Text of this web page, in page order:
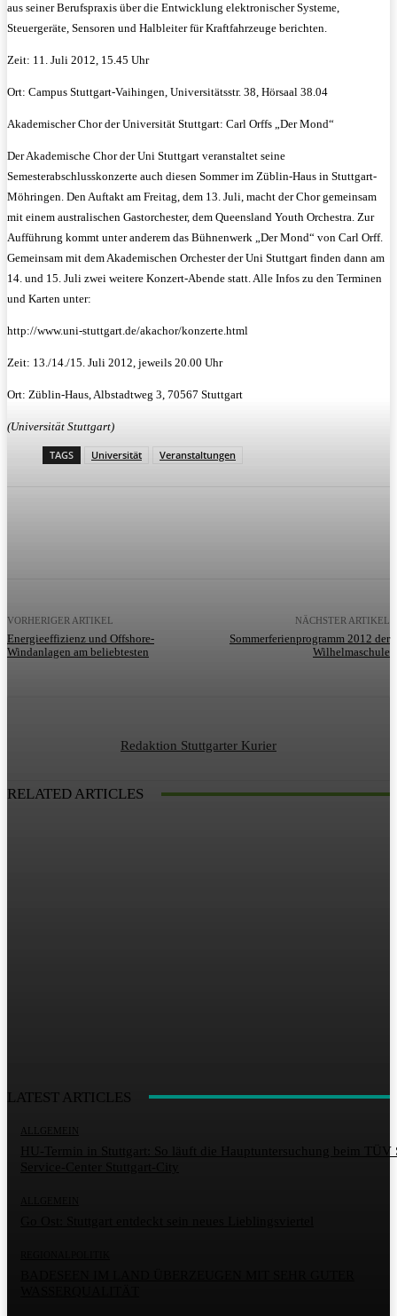
aus seiner Berufspraxis über die Entwicklung elektronischer Systeme,
Steuergeräte, Sensoren und Halbleiter für Kraftfahrzeuge berichten.
Zeit: 11. Juli 2012, 15.45 Uhr
Ort: Campus Stuttgart-Vaihingen, Universitätsstr. 38, Hörsaal 38.04
Akademischer Chor der Universität Stuttgart: Carl Orffs „Der Mond“
Der Akademische Chor der Uni Stuttgart veranstaltet seine
Semesterabschlusskonzerte auch diesen Sommer im Züblin-Haus in Stuttgart-
Möhringen. Den Auftakt am Freitag, dem 13. Juli, macht der Chor gemeinsam
mit einem australischen Gastorchester, dem Queensland Youth Orchestra. Zur
Aufführung kommt unter anderem das Bühnenwerk „Der Mond“ von Carl Orff.
Gemeinsam mit dem Akademischen Orchester der Uni Stuttgart finden dann am
14. und 15. Juli zwei weitere Konzert-Abende statt. Alle Infos zu den Terminen
und Karten unter:
http://www.uni-stuttgart.de/akachor/konzerte.html
Zeit: 13./14./15. Juli 2012, jeweils 20.00 Uhr
Ort: Züblin-Haus, Albstadtweg 3, 70567 Stuttgart
(Universität Stuttgart)
TAGS Universität Veranstaltungen
VORHERIGER ARTIKEL
Energieeffizienz und Offshore-
Windanlagen am beliebtesten
NÄCHSTER ARTIKEL
Sommerferienprogramm 2012 der
Wilhelmaschule
Redaktion Stuttgarter Kurier
RELATED ARTICLES
LATEST ARTICLES
ALLGEMEIN
HU-Termin in Stuttgart: So läuft die Hauptuntersuchung beim TÜV